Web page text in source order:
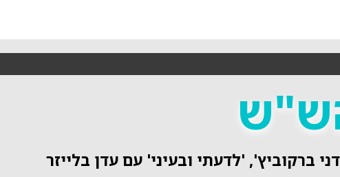
ברקוביץ', 'לדעתי ובעיני' עם עדן בלייזר